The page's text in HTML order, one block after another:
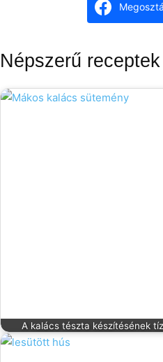
Népszerű receptek
A kalács tészta készítésének